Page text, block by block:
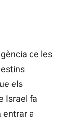
de les
els
Israel fa
entrar a